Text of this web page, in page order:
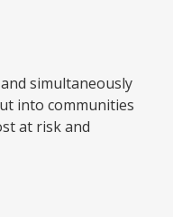
simultaneously
into communities
at risk and